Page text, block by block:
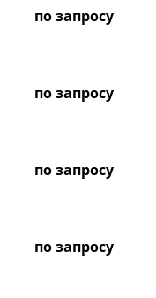
по запросу
по запросу
по запросу
по запросу